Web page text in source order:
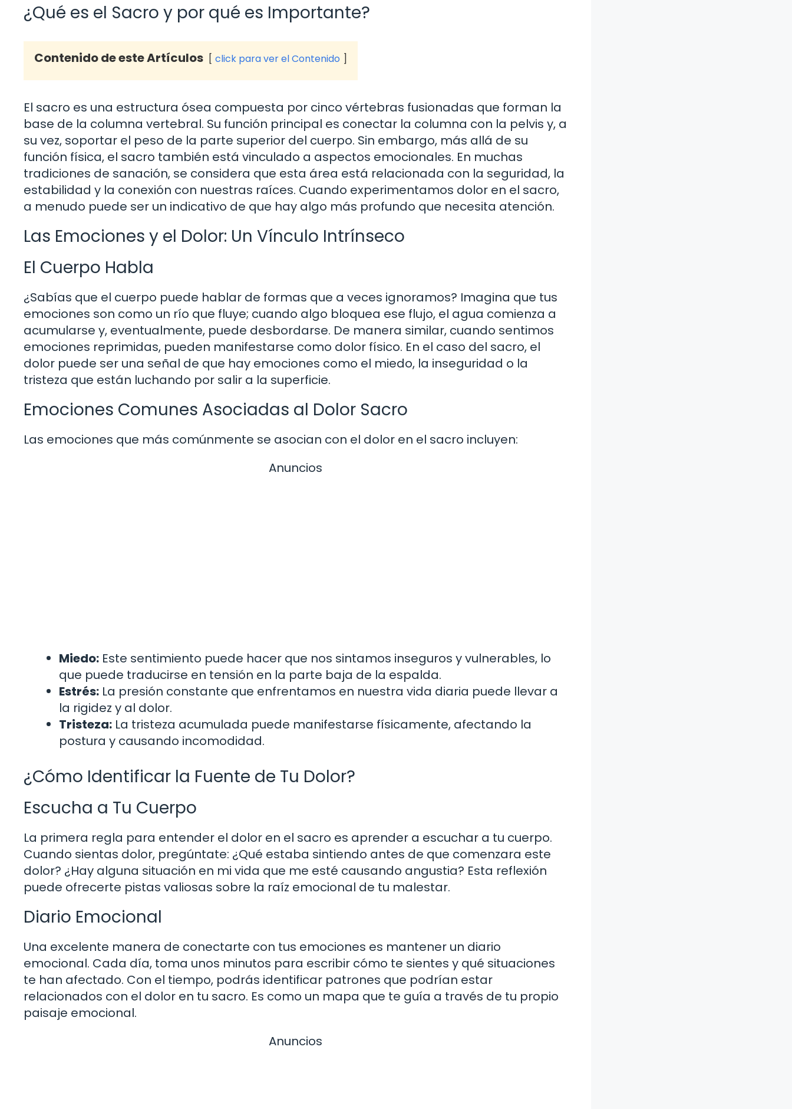
¿Qué es el Sacro y por qué es Importante?
Contenido de este Artículos click para ver el Contenido
El sacro es una estructura ósea compuesta por cinco vértebras fusionadas que forman la
base de la columna vertebral. Su función principal es conectar la columna con la pelvis y, a
su vez, soportar el peso de la parte superior del cuerpo. Sin embargo, más allá de su
función física, el sacro también está vinculado a aspectos emocionales. En muchas
tradiciones de sanación, se considera que esta área está relacionada con la seguridad, la
estabilidad y la conexión con nuestras raíces. Cuando experimentamos dolor en el sacro,
a menudo puede ser un indicativo de que hay algo más profundo que necesita atención.
Las Emociones y el Dolor: Un Vínculo Intrínseco
El Cuerpo Habla
¿Sabías que el cuerpo puede hablar de formas que a veces ignoramos? Imagina que tus
emociones son como un río que fluye; cuando algo bloquea ese flujo, el agua comienza a
acumularse y, eventualmente, puede desbordarse. De manera similar, cuando sentimos
emociones reprimidas, pueden manifestarse como dolor físico. En el caso del sacro, el
dolor puede ser una señal de que hay emociones como el miedo, la inseguridad o la
tristeza que están luchando por salir a la superficie.
Emociones Comunes Asociadas al Dolor Sacro
Las emociones que más comúnmente se asocian con el dolor en el sacro incluyen:
Anuncios
Miedo: Este sentimiento puede hacer que nos sintamos inseguros y vulnerables, lo
que puede traducirse en tensión en la parte baja de la espalda.
Estrés: La presión constante que enfrentamos en nuestra vida diaria puede llevar a
la rigidez y al dolor.
Tristeza: La tristeza acumulada puede manifestarse físicamente, afectando la
postura y causando incomodidad.
¿Cómo Identificar la Fuente de Tu Dolor?
Escucha a Tu Cuerpo
La primera regla para entender el dolor en el sacro es aprender a escuchar a tu cuerpo.
Cuando sientas dolor, pregúntate: ¿Qué estaba sintiendo antes de que comenzara este
dolor? ¿Hay alguna situación en mi vida que me esté causando angustia? Esta reflexión
puede ofrecerte pistas valiosas sobre la raíz emocional de tu malestar.
Diario Emocional
Una excelente manera de conectarte con tus emociones es mantener un diario
emocional. Cada día, toma unos minutos para escribir cómo te sientes y qué situaciones
te han afectado. Con el tiempo, podrás identificar patrones que podrían estar
relacionados con el dolor en tu sacro. Es como un mapa que te guía a través de tu propio
paisaje emocional.
Anuncios